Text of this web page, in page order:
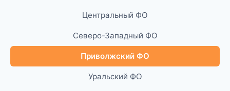
Центральный ФО
Северо-Западный ФО
Приволжский ФО
Уральский ФО